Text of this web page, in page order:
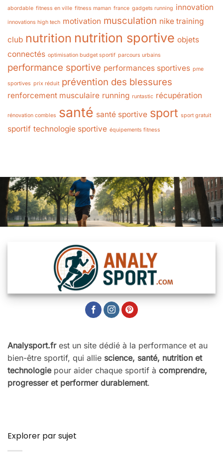
abordable fitness en ville fitness maman france gadgets running innovation
innovations high tech motivation musculation nike training
club nutrition nutrition sportive objets
connectés optimisation budget sportif parcours urbains
performance sportive performances sportives pme
sportives prix réduit prévention des blessures
renforcement musculaire running runtastic récupération
rénovation combles santé santé sportive sport sport gratuit
sportif technologie sportive équipements fitness
Analysport.frest un site dédié à la performance et au
bien-être sportif, qui allie science, santé, nutrition et
technologiepour aider chaque sportif à comprendre,
progresser et performer durablement.
Explorer par sujet